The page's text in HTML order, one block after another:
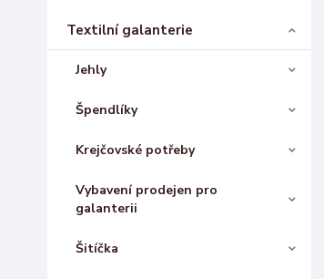
Textilní galanterie
Jehly
Špendlíky
Krejčovské potřeby
Vybavení prodejen pro
galanterii
Šitíčka